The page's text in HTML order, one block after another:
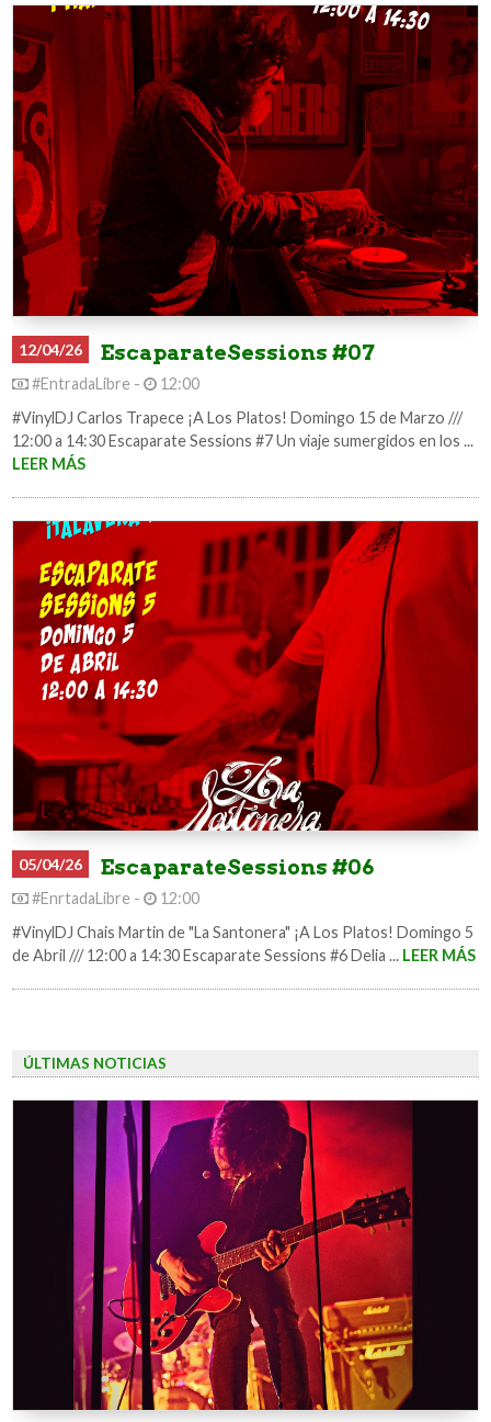
12/04/26 EscaparateSessions #07
#EntradaLibre -
12:00
#VinylDJ Carlos Trapece ¡A Los Platos! Domingo 15 de Marzo ///
12:00 a 14:30 Escaparate Sessions #7 Un viaje sumergidos en los ...
LEER MÁS
05/04/26 EscaparateSessions #06
#EnrtadaLibre -
12:00
#VinylDJ Chais Martin de "La Santonera" ¡A Los Platos! Domingo 5
de Abril /// 12:00 a 14:30 Escaparate Sessions #6 Delia ... LEER MÁS
ÚLTIMAS NOTICIAS